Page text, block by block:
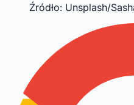
Źródło: Unsplash/